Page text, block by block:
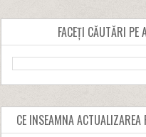
FACEȚI CĂUTĂRI PE
CE INSEAMNA